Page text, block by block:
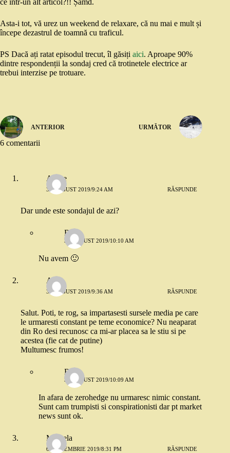
Asta-i tot, vă urez un weekend de relaxare, că nu mai e mult și
începe dezastrul de toamnă cu traficul.
PS Dacă ați ratat episodul trecut, îl găsiți aici. Aproape 90%
dintre respondenții la sondaj cred că trotinetele electrice ar
trebui interzise pe trotuare.
ANTERIOR URMĂTOR
6 comentarii
Andre
31 AUGUST 2019/9:24 AM RĂSPUNDE
Dar unde este sondajul de azi?
Robo
31 AUGUST 2019/10:10 AM
Nu avem 🙂
Anda
31 AUGUST 2019/9:36 AM RĂSPUNDE
Salut. Poti, te rog, sa impartasesti sursele media pe care
le urmaresti constant pe teme economice? Nu neaparat
din Ro desi recunosc ca mi-ar placea sa le stiu si pe
acestea (fie cat de putine)
Multumesc frumos!
Robo
31 AUGUST 2019/10:09 AM
In afara de zerohedge nu urmaresc nimic constant.
Sunt cam trumpisti si conspirationisti dar pt market
news sunt ok.
Mihaela
6 SEPTEMBRIE 2019/8:31 PM RĂSPUNDE